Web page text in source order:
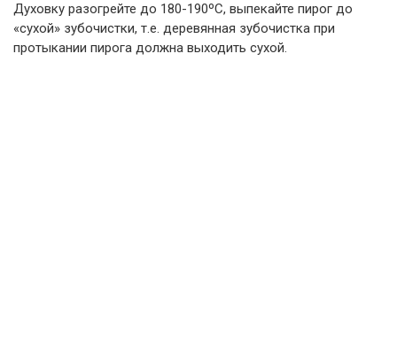
Духовку разогрейте до 180-190ºС, выпекайте пирог до
«сухой» зубочистки, т.е. деревянная зубочистка при
протыкании пирога должна выходить сухой.